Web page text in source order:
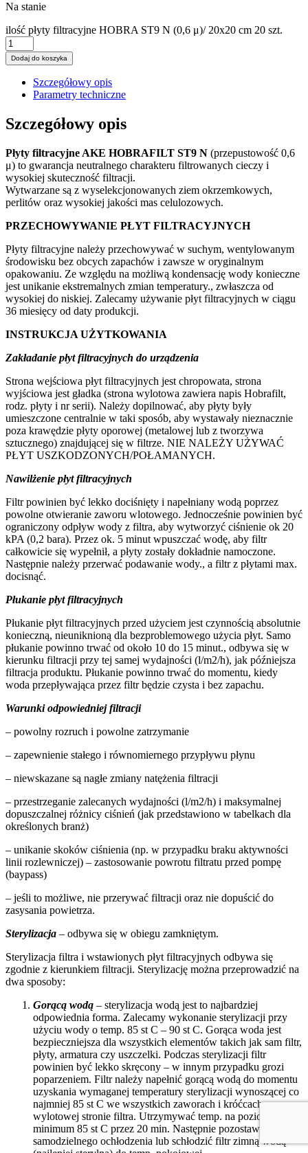
Na stanie
ilość płyty filtracyjne HOBRA ST9 N (0,6 μ)/ 20x20 cm 20 szt.
Dodaj do koszyka
Szczegółowy opis
Parametry techniczne
Szczegółowy opis
Płyty filtracyjne AKE HOBRAFILT ST9 N (przepustowość 0,6
μ) to gwarancja neutralnego charakteru filtrowanych cieczy i
wysokiej skuteczność filtracji.
Wytwarzane są z wyselekcjonowanych ziem okrzemkowych,
perlitów oraz wysokiej jakości mas celulozowych.
PRZECHOWYWANIE PŁYT FILTRACYJNYCH
Płyty filtracyjne należy przechowywać w suchym, wentylowanym
środowisku bez obcych zapachów i zawsze w oryginalnym
opakowaniu. Ze względu na możliwą kondensację wody konieczne
jest unikanie ekstremalnych zmian temperatury., zwłaszcza od
wysokiej do niskiej. Zalecamy używanie płyt filtracyjnych w ciągu
36 miesięcy od daty produkcji.
INSTRUKCJA UŻYTKOWANIA
Zakładanie płyt filtracyjnych do urządzenia
Strona wejściowa płyt filtracyjnych jest chropowata, strona
wyjściowa jest gładka (strona wylotowa zawiera napis Hobrafilt,
rodz. płyty i nr serii). Należy dopilnować, aby płyty były
umieszczone centralnie w taki sposób, aby wystawały nieznacznie
poza krawędzie płyty oporowej (metalowej lub z tworzywa
sztucznego) znajdującej się w filtrze. NIE NALEŻY UŻYWAĆ
PŁYT USZKODZONYCH/POŁAMANYCH.
Nawilżenie płyt filtracyjnych
Filtr powinien być lekko dociśnięty i napełniany wodą poprzez
powolne otwieranie zaworu wlotowego. Jednocześnie powinien być
ograniczony odpływ wody z filtra, aby wytworzyć ciśnienie ok 20
kPA (0,2 bara). Przez ok. 5 minut wpuszczać wodę, aby filtr
całkowicie się wypełnił, a płyty zostały dokładnie namoczone.
Następnie należy przerwać podawanie wody., a filtr z płytami max.
docisnąć.
Płukanie płyt filtracyjnych
Płukanie płyt filtracyjnych przed użyciem jest czynnością absolutnie
konieczną, nieuniknioną dla bezproblemowego użycia płyt. Samo
płukanie powinno trwać od około 10 do 15 minut., odbywa się w
kierunku filtracji przy tej samej wydajności (l/m2/h), jak późniejsza
filtracja produktu. Płukanie powinno trwać do momentu, kiedy
woda przepływająca przez filtr będzie czysta i bez zapachu.
Warunki odpowiedniej filtracji
– powolny rozruch i powolne zatrzymanie
– zapewnienie stałego i równomiernego przypływu płynu
– niewskazane są nagłe zmiany natężenia filtracji
– przestrzeganie zalecanych wydajności (l/m2/h) i maksymalnej
dopuszczalnej różnicy ciśnień (jak przedstawiono w tabelkach dla
określonych branż)
– unikanie skoków ciśnienia (np. w przypadku braku aktywności
linii rozlewniczej) – zastosowanie powrotu filtratu przed pompę
(baypass)
– jeśli to możliwe, nie przerywać filtracji oraz nie dopuścić do
zasysania powietrza.
Sterylizacja – odbywa się w obiegu zamkniętym.
Sterylizacja filtra i wstawionych płyt filtracyjnych odbywa się
zgodnie z kierunkiem filtracji. Sterylizację można przeprowadzić na
dwa sposoby:
Gorącą wodą – sterylizacja wodą jest to najbardziej
odpowiednia forma. Zalecamy wykonanie sterylizacji przy
użyciu wody o temp. 85 st C – 90 st C. Gorąca woda jest
bezpieczniejsza dla wszystkich elementów takich jak sam filtr,
płyty, armatura czy uszczelki. Podczas sterylizacji filtr
powinien być lekko skręcony – w innym przypadku grozi
poparzeniem. Filtr należy napełnić gorącą wodą do momentu
uzyskania wymaganej temperatury sterylizacji wynoszącej co
najmniej 85 st C we wszystkich zaworach i króćcach na
wylotowej stronie filtra. Utrzymywać temp. na poziomie
minimum 85 st C przez 20 min. Następnie pozostawić filtr do
samodzielnego ochłodzenia lub schłodzić filtr zimną wodą